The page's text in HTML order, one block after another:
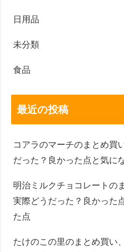
日用品
未分類
食品
最近の投稿
コアラのマーチのまとめ買
だった？良かった点と気に
明治ミルクチョコレートの
実際どうだった？良かった
た点
たけのこの里のまとめ買い